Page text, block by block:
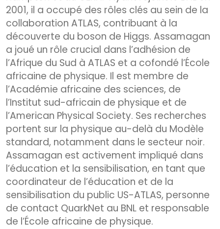
2001, il a occupé des rôles clés au sein de la
collaboration ATLAS, contribuant à la
découverte du boson de Higgs. Assamagan
a joué un rôle crucial dans l’adhésion de
l’Afrique du Sud à ATLAS et a cofondé l’École
africaine de physique. Il est membre de
l’Académie africaine des sciences, de
l’Institut sud-africain de physique et de
l’American Physical Society. Ses recherches
portent sur la physique au-delà du Modèle
standard, notamment dans le secteur noir.
Assamagan est activement impliqué dans
l’éducation et la sensibilisation, en tant que
coordinateur de l’éducation et de la
sensibilisation du public US-ATLAS, personne
de contact QuarkNet au BNL et responsable
de l’École africaine de physique.